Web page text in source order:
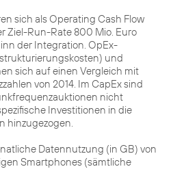
sich als Operating Cash Flow
Ziel-Run-Rate 800 Mio. Euro
der Integration. OpEx-
und
sich auf einen Vergleich mit
von 2014. Im CapEx sind
nicht
Investitionen in die
hinzugezogen.
Datennutzung (in GB) von
Smartphones (sämtliche